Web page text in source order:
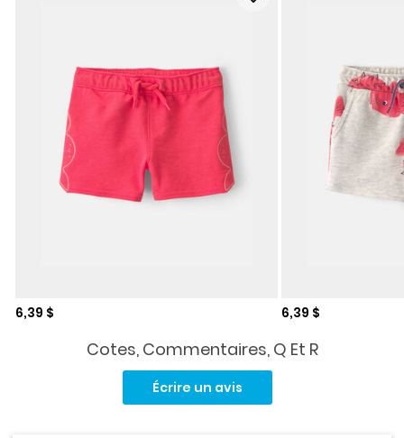
Prix de solde
6,39 $ Prix de solde
6,39 $
Cotes, Commentaires, Q Et R
Écrire un avis